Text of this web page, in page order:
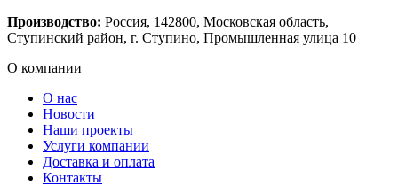
Производство: Россия, 142800, Московская область,
Ступинский район, г. Ступино, Промышленная улица 10
О компании
О нас
Новости
Наши проекты
Услуги компании
Доставка и оплата
Контакты